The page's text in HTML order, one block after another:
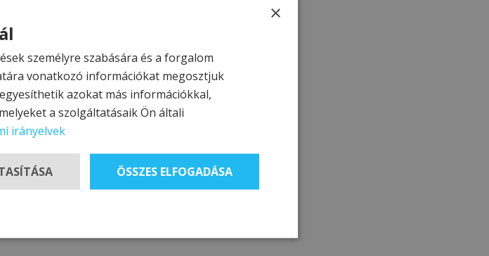
×
személyre szabására és a forgalom
vonatkozó információkat megosztjuk
azokat más információkkal,
a szolgáltatásaik Ön általi
irányelvek
ÖSSZES ELFOGADÁSA